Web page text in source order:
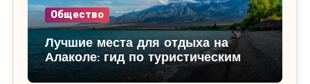
Общество
Лучшие места для отдыха на
Алаколе: гид по туристическим
базам